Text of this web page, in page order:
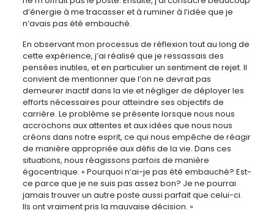
d’énergie à me tracasser et à ruminer à l’idée que je
n’avais pas été embauché.
En observant mon processus de réflexion tout au long de
cette expérience, j’ai réalisé que je ressassais des
pensées inutiles, et en particulier un sentiment de rejet. Il
convient de mentionner que l’on ne devrait pas
demeurer inactif dans la vie et négliger de déployer les
efforts nécessaires pour atteindre ses objectifs de
carrière. Le problème se présente lorsque nous nous
accrochons aux attentes et aux idées que nous nous
créons dans notre esprit, ce qui nous empêche de réagir
de manière appropriée aux défis de la vie. Dans ces
situations, nous réagissons parfois de manière
égocentrique. « Pourquoi n’ai-je pas été embauché? Est-
ce parce que je ne suis pas assez bon? Je ne pourrai
jamais trouver un autre poste aussi parfait que celui-ci.
Ils ont vraiment pris la mauvaise décision. »